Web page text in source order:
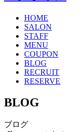
HOME
SALON
STAFF
MENU
COUPON
BLOG
RECRUIT
RESERVE
BLOG
ブログ